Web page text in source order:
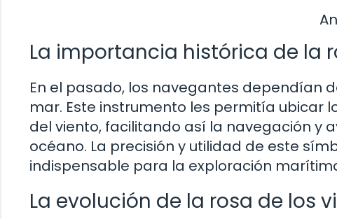
La importancia histórica de la
En el pasado, los navegantes dependían
mar. Este instrumento les permitía ubicar
del viento, facilitando así la navegación y
océano. La precisión y utilidad de este
indispensable para la exploración
La evolución de la rosa de los